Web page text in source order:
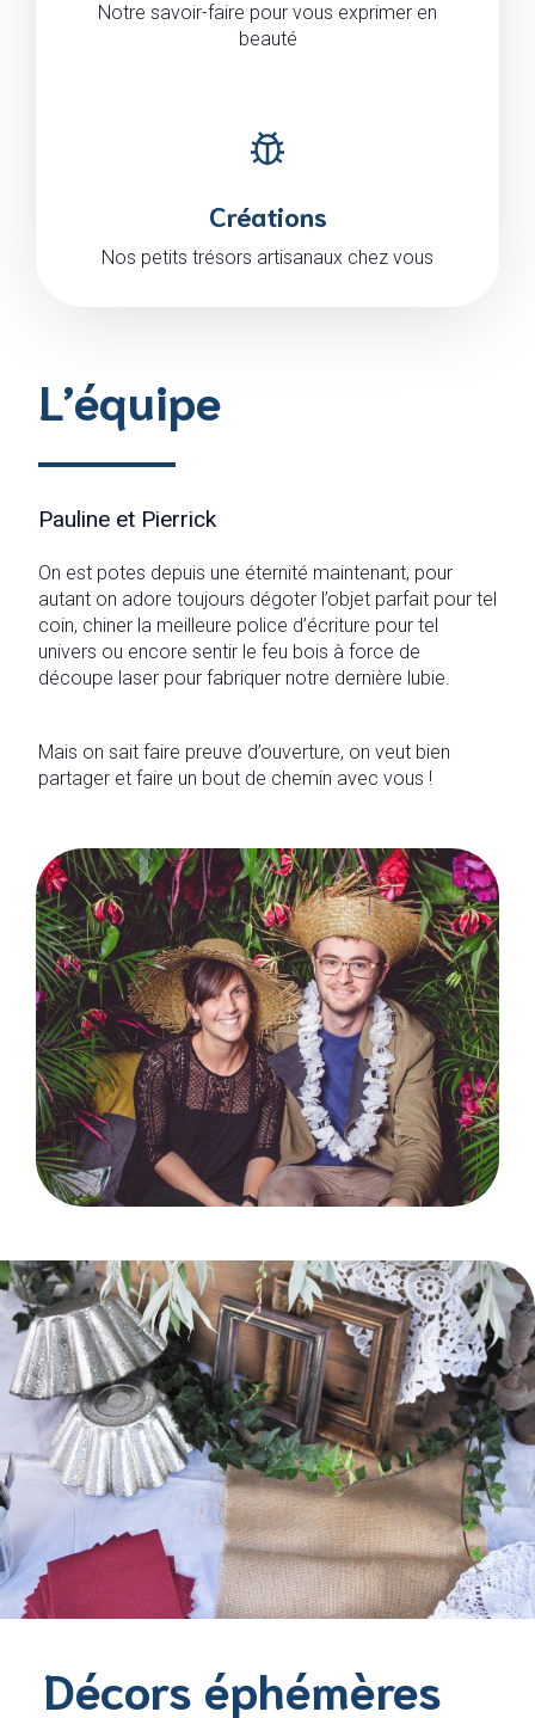
Notre savoir-faire pour vous exprimer en
beauté
Créations
Nos petits trésors artisanaux chez vous
L’équipe
Pauline et Pierrick
On est potes depuis une éternité maintenant, pour
autant on adore toujours dégoter l’objet parfait pour tel
coin, chiner la meilleure police d’écriture pour tel
univers ou encore sentir le feu bois à force de
découpe laser pour fabriquer notre dernière lubie.
Mais on sait faire preuve d’ouverture, on veut bien
partager et faire un bout de chemin avec vous !
Décors éphémères